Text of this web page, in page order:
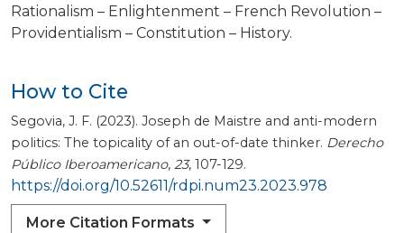
Rationalism – Enlightenment – French Revolution –
Providentialism – Constitution – History.
How to Cite
Segovia, J. F. (2023). Joseph de Maistre and anti-modern
politics: The topicality of an out-of-date thinker. Derecho
Público Iberoamericano, 23, 107-129.
https://doi.org/10.52611/rdpi.num23.2023.978
More Citation Formats